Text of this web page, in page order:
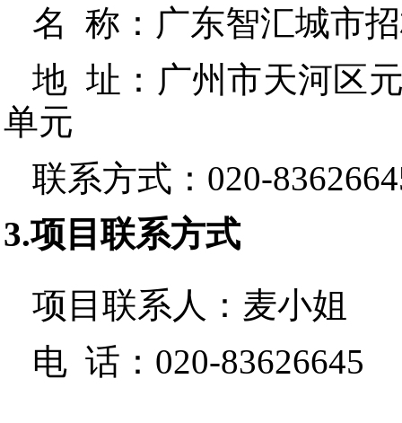
名 称： 广东智汇城市
地 址： 广州市天河区
单元
联系方式： 020-
3.项目联系方式
项目联系人： 麦小姐
电 话： 020-83626645